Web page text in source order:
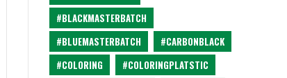
#BLACKMASTERBATCH
#BLUEMASTERBATCH
#CARBONBLACK
#COLORING
#COLORINGPLATSTIC